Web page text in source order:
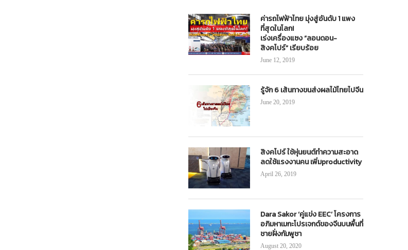
ค่ารถไฟฟ้าไทย มุ่งสู่อันดับ 1 แพง
ที่สุดในโลก!
เร่งเครื่องแซง “ลอนดอน-
สิงคโปร์” เรียบร้อย
June 12, 2019
รู้จัก 6 เส้นทางขนส่งผลไม้ไทยไปจีน
June 20, 2019
สิงคโปร์ ใช้หุ่นยนต์ทำความสะอาด
ลดใช้แรงงานคน เพิ่มproductivity
April 26, 2019
Dara Sakor ‘คู่แข่ง EEC’ โครงการ
อภิมหาเมกะโปรเจกต์ของจีนบนพื้นที่
ชายฝั่งกัมพูชา
August 20, 2020